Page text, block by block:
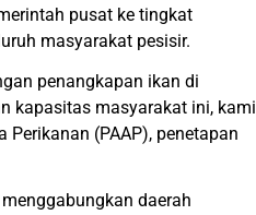
pusat ke tingkat
masyarakat pesisir.
penangkapan ikan di
kapasitas masyarakat ini, kami
(PAAP), penetapan
daerah